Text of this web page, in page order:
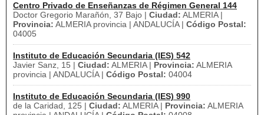
Centro Privado de Enseñanzas de Régimen General 144
Doctor Gregorio Marañón, 37 Bajo | Ciudad: ALMERIA |
Provincia: ALMERIA provincia | ANDALUCÍA | Código Postal:
04005
Instituto de Educación Secundaria (IES) 542
Javier Sanz, 15 | Ciudad: ALMERIA | Provincia: ALMERIA
provincia | ANDALUCÍA | Código Postal: 04004
Instituto de Educación Secundaria (IES) 990
de la Caridad, 125 | Ciudad: ALMERIA | Provincia: ALMERIA